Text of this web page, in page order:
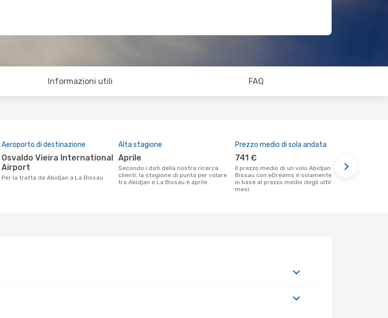
Informazioni utili FAQ
Aeroporto di destinazione
Osvaldo Vieira International
Airport
Per la tratta da Abidjan a La Bissau
Alta stagione
aprile
Secondo i dati della nostra ricerca
clienti, la stagione di punta per volare
tra Abidjan e La Bissau è aprile .
Prezzo medio di sola andata
741 €
Il prezzo medio di un volo Abidjan - La
Bissau con eDreams è solamente 741 €,
in base al prezzo medio degli ultimi
mesi.